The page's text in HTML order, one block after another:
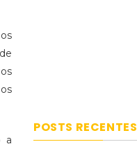
a
POSTS RECENTES